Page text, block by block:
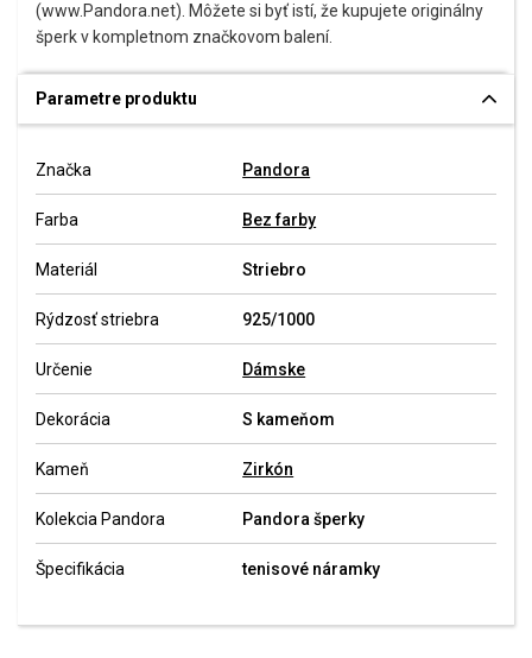
(www.Pandora.net). Môžete si byť istí, že kupujete originálny
šperk v kompletnom značkovom balení.
Parametre produktu
Značka Pandora
Farba Bez farby
Materiál Striebro
Rýdzosť striebra 925/1000
Určenie Dámske
Dekorácia S kameňom
Kameň Zirkón
Kolekcia Pandora Pandora šperky
Špecifikácia tenisové náramky